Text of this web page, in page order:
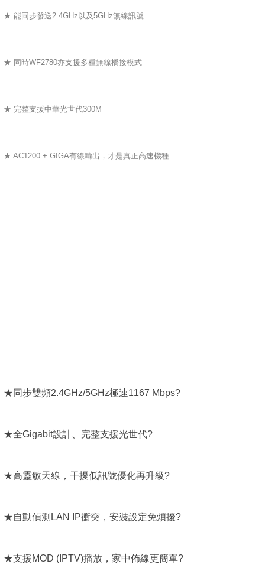
★ 能同步發送2.4GHz以及5GHz無線訊號
★ 同時WF2780亦支援多種無線橋接模式
★ 完整支援中華光世代300M
★ AC1200 + GIGA有線輸出，才是真正高速機種
★同步雙頻2.4GHz/5GHz極速1167 Mbps?
★全Gigabit設計、完整支援光世代?
★高靈敏天線，干擾低訊號優化再升級?
★自動偵測LAN IP衝突，安裝設定免煩擾?
★支援MOD (IPTV)播放，家中佈線更簡單?